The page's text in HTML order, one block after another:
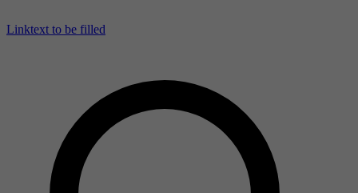
Linktext to be filled